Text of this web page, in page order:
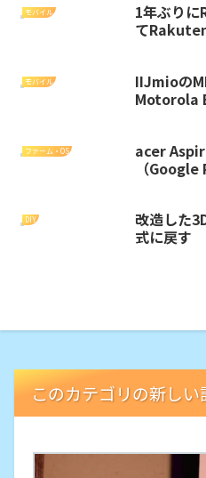
モバイル
1年ぶり
て
モバイル
IIJmioの
Motorola
ファーム・OS
acer
（Google
DIY
改造した
式に戻す
このカテゴリの新しい